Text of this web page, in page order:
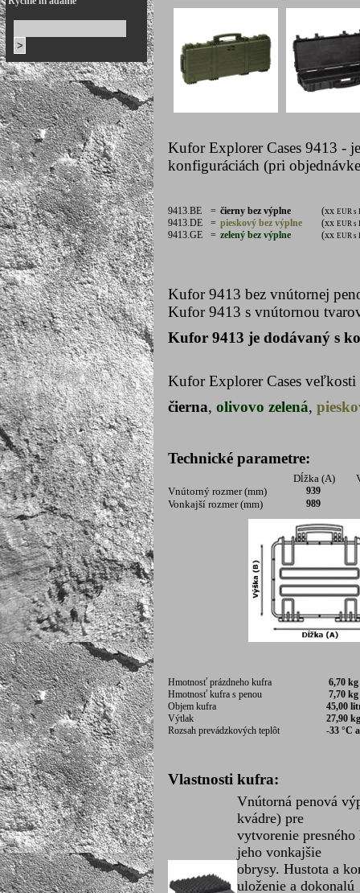
Kufor Explorer Cases 9413 -
konfiguráciách (pri
9413.BE = čierny bez výplne (xx EUR s
9413.DE = pieskový bez výplne (xx EUR s
9413.GE = zelený bez výplne (xx EUR s
Kufor 9413 bez vnútornej
Kufor 9413 s vnútornou
Kufor 9413 je dodávaný s
Kufor Explorer Cases
čierna, olivovo zelená,
Technické parametre:
Dĺžka (A)
Vnútorný rozmer (mm)
939
Vonkajší rozmer (mm) 989
Hmotnosť prázdneho kufra
6,70
Hmotnosť kufra s penou
7,70 kg
Objem kufra
45,00
Výtlak
27,90 kg
Rozsah prevádzkových teplôt
-33 °C
Vlastnosti kufra:
Vnútorná penová
kvádre) pre
vytvorenie
jeho vonkajšie
obrysy. Hustota a
uloženie a dokonalú